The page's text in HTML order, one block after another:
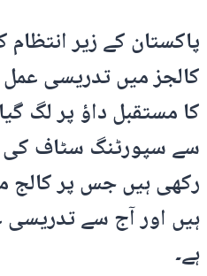
پاکستان کے زیر
کالجز میں تدریسی
کا مستقبل داؤ پر لگ
سے سپورٹنگ سٹاف کی
رکھی ہیں جس پر کالج
ہیں اور آج سے
ہے۔